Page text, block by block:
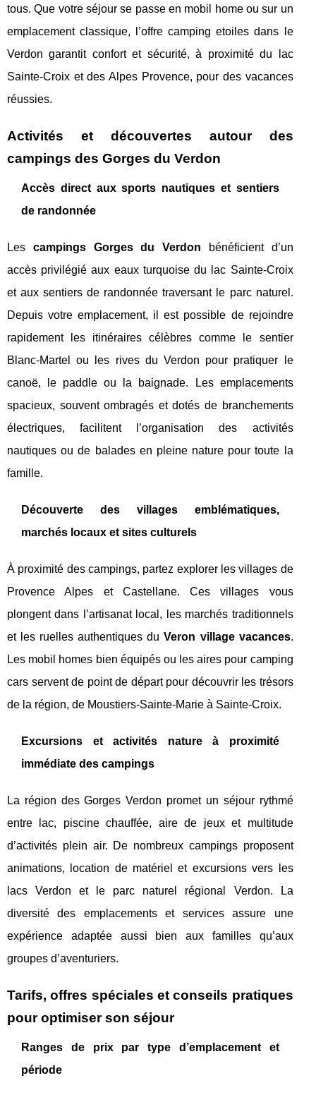
tous. Que votre séjour se passe en mobil home ou sur un
emplacement classique, l’offre camping etoiles dans le
Verdon garantit confort et sécurité, à proximité du lac
Sainte-Croix et des Alpes Provence, pour des vacances
réussies.
Activités et découvertes autour des
campings des Gorges du Verdon
Accès direct aux sports nautiques et sentiers
de randonnée
Les campings Gorges du Verdon bénéficient d’un
accès privilégié aux eaux turquoise du lac Sainte-Croix
et aux sentiers de randonnée traversant le parc naturel.
Depuis votre emplacement, il est possible de rejoindre
rapidement les itinéraires célèbres comme le sentier
Blanc-Martel ou les rives du Verdon pour pratiquer le
canoë, le paddle ou la baignade. Les emplacements
spacieux, souvent ombragés et dotés de branchements
électriques, facilitent l’organisation des activités
nautiques ou de balades en pleine nature pour toute la
famille.
Découverte des villages emblématiques,
marchés locaux et sites culturels
À proximité des campings, partez explorer les villages de
Provence Alpes et Castellane. Ces villages vous
plongent dans l’artisanat local, les marchés traditionnels
et les ruelles authentiques duVeron village vacances.
Les mobil homes bien équipés ou les aires pour camping
cars servent de point de départ pour découvrir les trésors
de la région, de Moustiers-Sainte-Marie à Sainte-Croix.
Excursions et activités nature à proximité
immédiate des campings
La région des Gorges Verdon promet un séjour rythmé
entre lac, piscine chauffée, aire de jeux et multitude
d’activités plein air. De nombreux campings proposent
animations, location de matériel et excursions vers les
lacs Verdon et le parc naturel régional Verdon. La
diversité des emplacements et services assure une
expérience adaptée aussi bien aux familles qu’aux
groupes d’aventuriers.
Tarifs, offres spéciales et conseils pratiques
pour optimiser son séjour
Ranges de prix par type d’emplacement et
période